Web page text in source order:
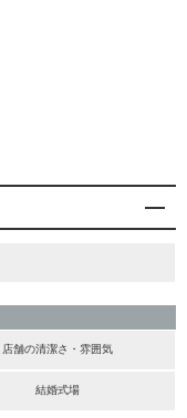
店舗の清潔さ・雰囲気
結婚式場